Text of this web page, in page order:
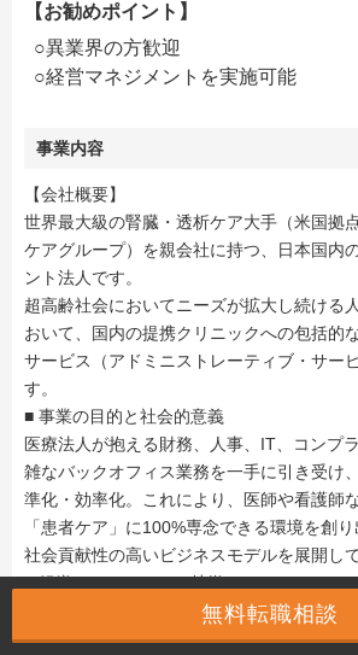
【お勧めポイント】
○異業界の方歓迎
○経営マネジメントを実施可能
事業内容
【会社概要】
世界最大級の腎臓・透析ケア大手（米国拠
ケアグループ）を親会社に持つ、日本国内
ント法人です。
超高齢社会においてニーズが拡大し続ける
おいて、国内の提携クリニックへの包括的
サービス（アドミニストレーティブ・サー
す。
■ 事業の目的と社会的意義
医療法人が抱える財務、人事、IT、コンプ
雑なバックオフィス業務を一手に引き受け
準化・効率化。これにより、医師や看護師
「患者ケア」に100%専念できる環境を創
社会貢献性の高いビジネスモデルを展開して
■ 組織とカルチャーの特徴
世界大手の強固な資本とグローバル基準の
国内の組織は10名規模の少数精鋭体制。外
無料転職相談